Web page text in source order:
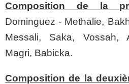
Composition de la
Dominguez - Methalie,
Messali, Saka, Vossah,
Magri, Babicka.
Composition de la